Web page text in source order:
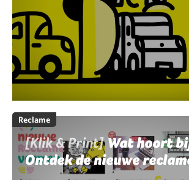
Reclame
[Klik & Print]Wat hoort
Ontdek de nieuwe